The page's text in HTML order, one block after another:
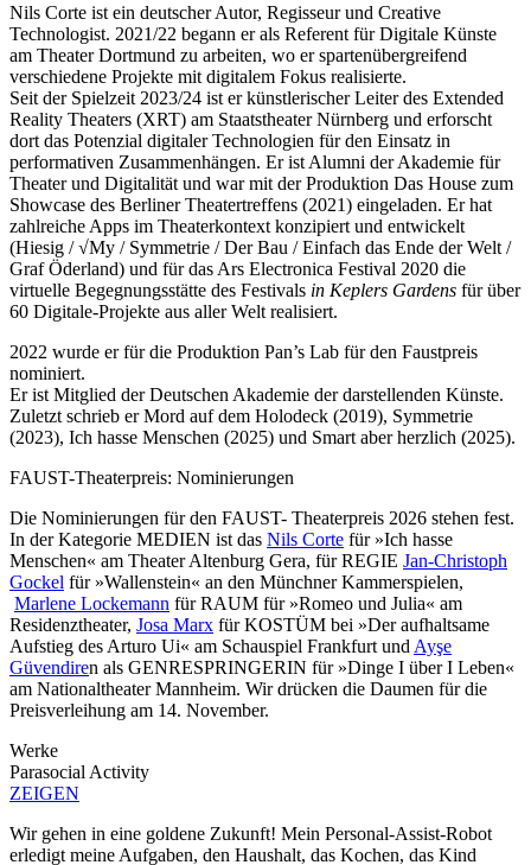
Nils Corte ist ein deutscher Autor, Regisseur und Creative
Technologist. 2021/22 begann er als Referent für Digitale Künste
am Theater Dortmund zu arbeiten, wo er spartenübergreifend
verschiedene Projekte mit digitalem Fokus realisierte.
Seit der Spielzeit 2023/24 ist er künstlerischer Leiter des Extended
Reality Theaters (XRT) am Staatstheater Nürnberg und erforscht
dort das Potenzial digitaler Technologien für den Einsatz in
performativen Zusammenhängen. Er ist Alumni der Akademie für
Theater und Digitalität und war mit der Produktion Das House zum
Showcase des Berliner Theatertreffens (2021) eingeladen. Er hat
zahlreiche Apps im Theaterkontext konzipiert und entwickelt
(Hiesig / √My / Symmetrie / Der Bau / Einfach das Ende der Welt /
Graf Öderland) und für das Ars Electronica Festival 2020 die
virtuelle Begegnungsstätte des Festivals in Keplers Gardens für über
60 Digitale-Projekte aus aller Welt realisiert.
2022 wurde er für die Produktion Pan’s Lab für den Faustpreis
nominiert.
Er ist Mitglied der Deutschen Akademie der darstellenden Künste.
Zuletzt schrieb er Mord auf dem Holodeck (2019), Symmetrie
(2023), Ich hasse Menschen (2025) und Smart aber herzlich (2025).
FAUST-Theaterpreis: Nominierungen
Die Nominierungen für den FAUST- Theaterpreis 2026 stehen fest.
In der Kategorie MEDIEN ist das Nils Corte für »Ich hasse
Menschen« am Theater Altenburg Gera, für REGIE Jan-Christoph
Gockel für »Wallenstein« an den Münchner Kammerspielen,
Marlene Lockemann für RAUM für »Romeo und Julia« am
Residenztheater, Josa Marx für KOSTÜM bei »Der aufhaltsame
Aufstieg des Arturo Ui« am Schauspiel Frankfurt und Ayşe
Güvendiren als GENRESPRINGERIN für »Dinge I über I Leben«
am Nationaltheater Mannheim. Wir drücken die Daumen für die
Preisverleihung am 14. November.
Werke
Parasocial Activity
ZEIGEN
Wir gehen in eine goldene Zukunft! Mein Personal-Assist-Robot
erledigt meine Aufgaben, den Haushalt, das Kochen, das Kind